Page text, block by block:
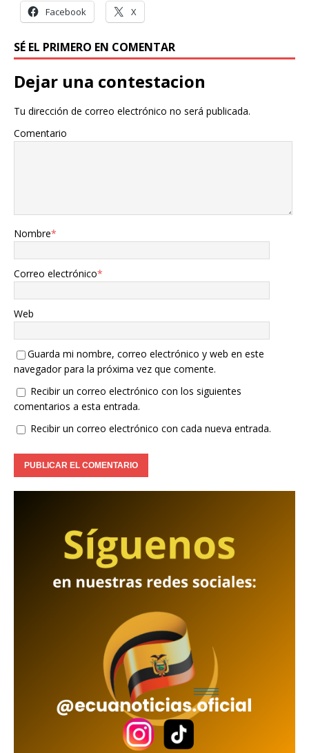
Facebook X
SÉ EL PRIMERO EN COMENTAR
Dejar una contestacion
Tu dirección de correo electrónico no será publicada.
Comentario
Nombre*
Correo electrónico*
Web
Guarda mi nombre, correo electrónico y web en este
navegador para la próxima vez que comente.
Recibir un correo electrónico con los siguientes
comentarios a esta entrada.
Recibir un correo electrónico con cada nueva entrada.